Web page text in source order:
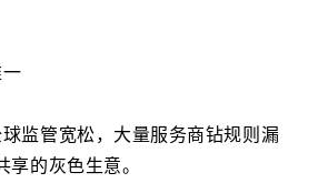
监管宽松，大量服务商钻规则漏
的灰色生意。